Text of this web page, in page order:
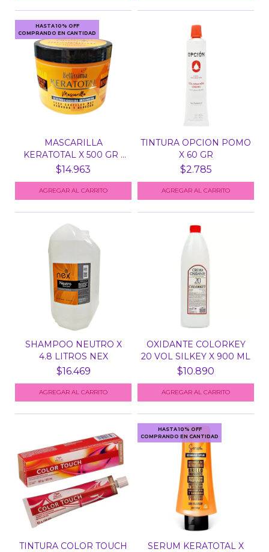
HASTA 10% OFF
COMPRANDO EN CANTIDAD
MASCARILLA
KERATOTAL X 500 GR -
BELLISSI...
$14.963
TINTURA OPCION POMO
X 60 GR
$2.785
SHAMPOO NEUTRO X
4.8 LITROS NEX
$16.469
OXIDANTE COLORKEY
20 VOL SILKEY X 900 ML
$10.890
TINTURA COLOR TOUCH
HASTA 10% OFF
COMPRANDO EN CANTIDAD
SERUM KERATOTAL X